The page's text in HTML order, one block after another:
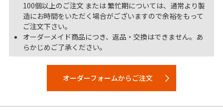
100個以上のご注文 または 繁忙期については、通常より製
造にお時間をいただく場合がございますので余裕をもって
ご注文下さい。
オーダーメイド商品につき、返品・交換はできません。あ
らかじめご了承ください。
オーダーフォームからご注文